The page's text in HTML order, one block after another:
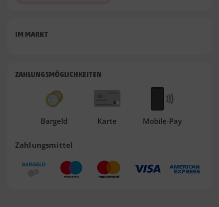
IM MARKT
ZAHLUNGSMÖGLICHKEITEN
Bargeld Karte Mobile-Pay
Zahlungsmittel